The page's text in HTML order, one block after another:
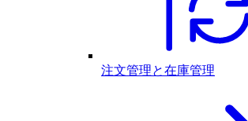
注文管理と在庫管理